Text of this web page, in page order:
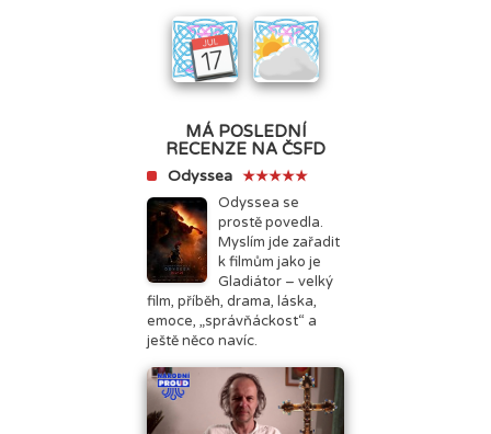
MÁ POSLEDNÍ
RECENZE NA ČSFD
Odyssea ★★★★★
Odyssea se
prostě povedla.
Myslím jde zařadit
k filmům jako je
Gladiátor – velký
film, příběh, drama, láska,
emoce, „správňáckost“ a
ještě něco navíc.